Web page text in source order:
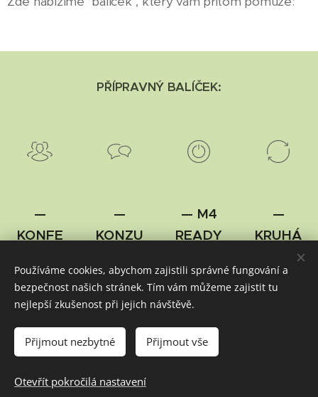
PŘÍPRAVNÝ BALÍČEK:
—
KONFE
—
Povzbuz
inspirace
—
KONZU
—
Pomoc
přemýšl
ení
— M4
READY
Orientac
e v
zakládán
í sborů
—
KRUHÁ
Č 2.0 —
Vzděláv
Používáme cookies, abychom zajistili správné fungování a
bezpečnost našich stránek. Tím vám můžeme zajistit tu
nejlepší zkušenost při jejich návštěvě.
Přijmout nezbytné Přijmout vše
Otevřít pokročilá nastavení